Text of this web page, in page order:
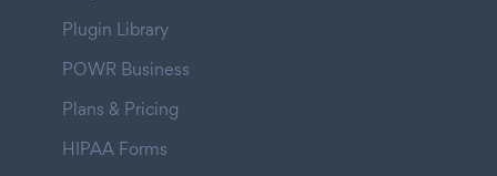
Plugin Library
POWR Business
Plans & Pricing
HIPAA Forms